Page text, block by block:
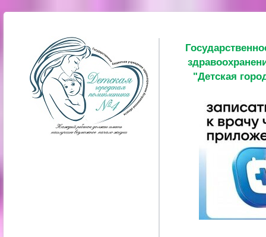
"Детская